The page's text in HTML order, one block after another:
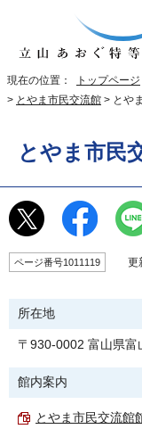
現在の位置： トップページ
> とやま市民交流館 > とや
とやま市民
ページ番号1011119 更
所在地
〒930-0002 富山県
館内案内
とやま市民交流館